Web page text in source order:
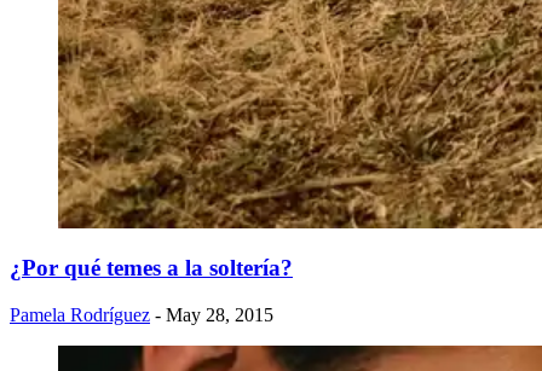
¿Por qué temes a la soltería?
Pamela Rodríguez - May 28, 2015